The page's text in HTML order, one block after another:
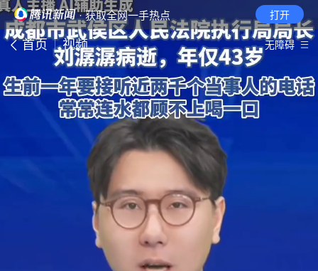
· 获取全网一手热点 打开
首页 视频 无障碍